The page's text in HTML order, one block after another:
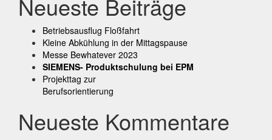
Betriebsausflug Floßfahrt
Kleine Abkühlung in der Mittagspause
Messe Bewhatever 2023
SIEMENS- Produktschulung bei EPM
Projekttag zur
Berufsorientierung
Neueste Kommentare